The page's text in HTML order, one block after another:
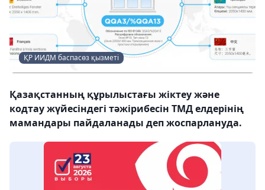
ҚР ИИДМ баспасөз қызметі
Қазақстанның құрылыстағы жіктеу және
кодтау жүйесіндегі тәжірибесін ТМД елдерінің
мамандары пайдаланады деп жоспарлануда.